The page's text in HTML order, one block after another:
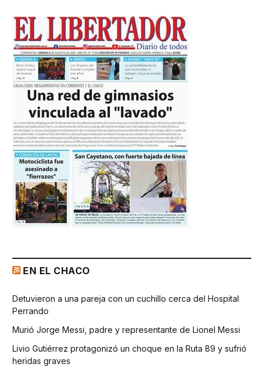
EN EL CHACO
Detuvieron a una pareja con un cuchillo cerca del Hospital
Perrando
Murió Jorge Messi, padre y representante de Lionel Messi
Livio Gutiérrez protagonizó un choque en la Ruta 89 y sufrió
heridas graves